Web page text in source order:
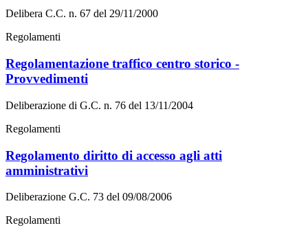
Delibera C.C. n. 67 del 29/11/2000
Regolamenti
Regolamentazione traffico centro storico -
Provvedimenti
Deliberazione di G.C. n. 76 del 13/11/2004
Regolamenti
Regolamento diritto di accesso agli atti
amministrativi
Deliberazione G.C. 73 del 09/08/2006
Regolamenti